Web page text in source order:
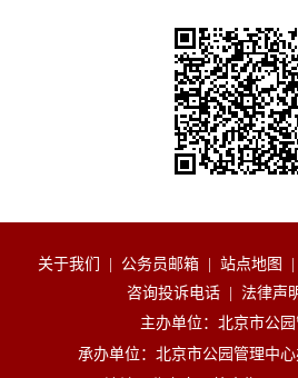
关于我们 公务员邮箱 站点地图
咨询投诉电话
法律声
主办单位：北京市公
承办单位：北京市公园管理中